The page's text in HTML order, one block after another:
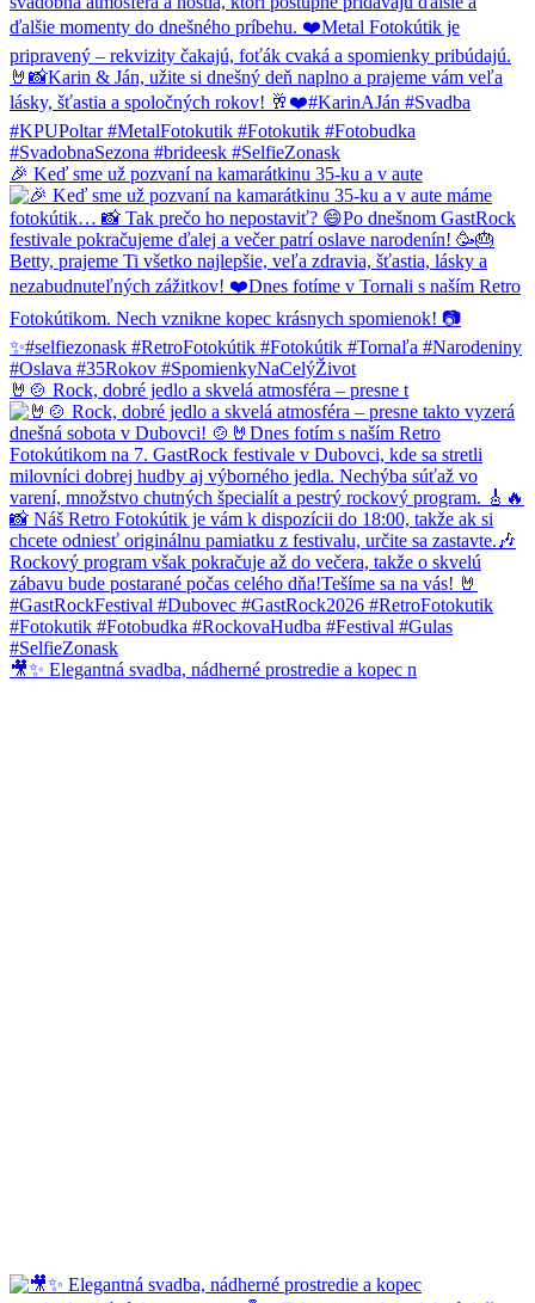
🎉 Keď sme už pozvaní na kamarátkinu 35-ku a v aute
🤘🍲 Rock, dobré jedlo a skvelá atmosféra – presne t
🎥✨ Elegantná svadba, nádherné prostredie a kopec n